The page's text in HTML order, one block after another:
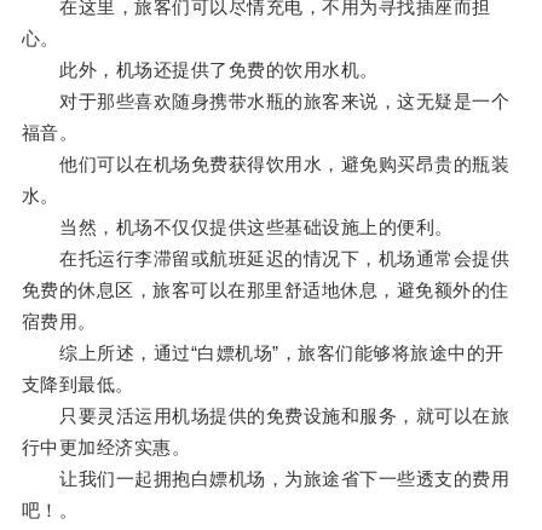
在这里，旅客们可以尽情充电，不用为寻找插座而担
心。
此外，机场还提供了免费的饮用水机。
对于那些喜欢随身携带水瓶的旅客来说，这无疑是一个
福音。
他们可以在机场免费获得饮用水，避免购买昂贵的瓶装
水。
当然，机场不仅仅提供这些基础设施上的便利。
在托运行李滞留或航班延迟的情况下，机场通常会提供
免费的休息区，旅客可以在那里舒适地休息，避免额外的住
宿费用。
综上所述，通过“白嫖机场”，旅客们能够将旅途中的开
支降到最低。
只要灵活运用机场提供的免费设施和服务，就可以在旅
行中更加经济实惠。
让我们一起拥抱白嫖机场，为旅途省下一些透支的费用
吧！。